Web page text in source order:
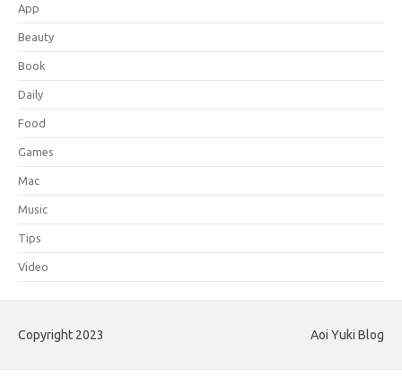
App
Beauty
Book
Daily
Food
Games
Mac
Music
Tips
Video
Copyright 2023 Aoi Yuki Blog